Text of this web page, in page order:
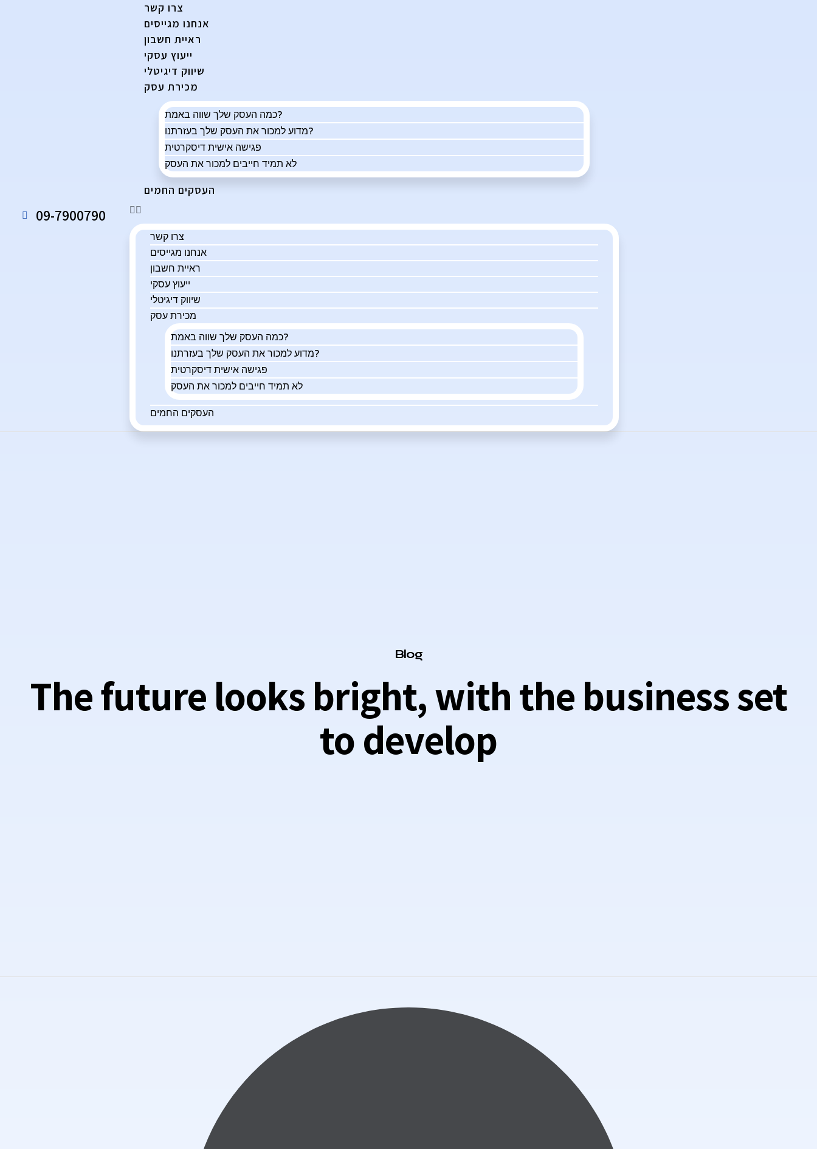
09-7900790
צרו קשר
אנחנו מגייסים
ראיית חשבון
ייעוץ עסקי
שיווק דיגיטלי
מכירת עסק
כמה העסק שלך שווה באמת?
מדוע למכור את העסק שלך בעזרתנו?
פגישה אישית דיסקרטית
לא תמיד חייבים למכור את העסק
העסקים החמים
צרו קשר
אנחנו מגייסים
ראיית חשבון
ייעוץ עסקי
שיווק דיגיטלי
מכירת עסק
כמה העסק שלך שווה באמת?
מדוע למכור את העסק שלך בעזרתנו?
פגישה אישית דיסקרטית
לא תמיד חייבים למכור את העסק
העסקים החמים
The future looks bright, with the business set
to develop
Category
Blog